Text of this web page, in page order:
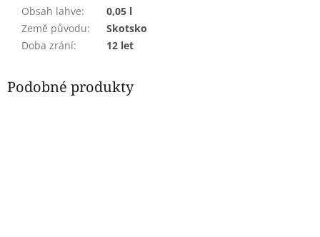
Obsah lahve:
0,05 l
Země původu:
Skotsko
Doba zrání: 12 let
Podobné produkty